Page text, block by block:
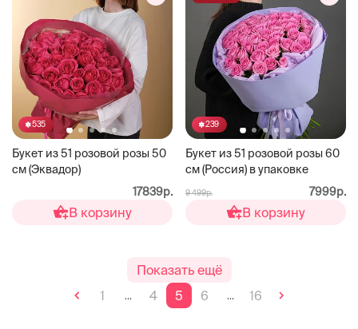
535
Букет из 51 розовой розы 50
см (Эквадор)
17839р.
В корзину
239
Букет из 51 розовой розы 60
см (Россия) в упаковке
9 499р. 7999р.
В корзину
Показать ещё
1
... 4 5 6 ... 16